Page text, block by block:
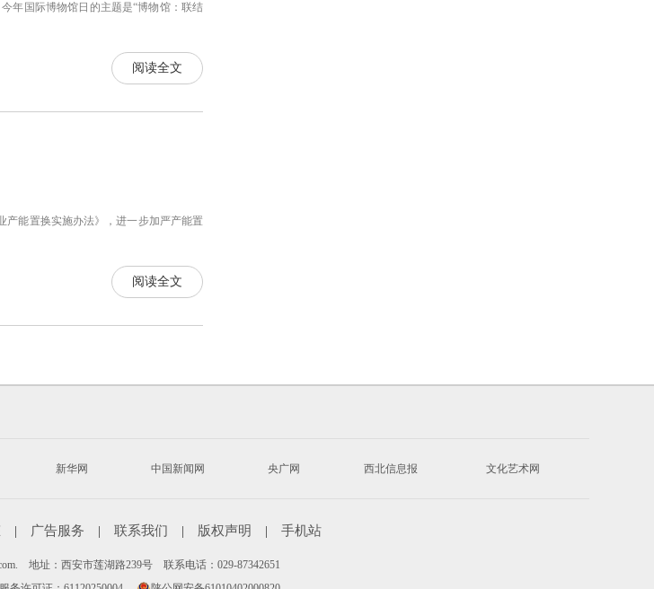
年国际博物馆日的主题是“博物馆：联结
阅读全文
能置换实施办法》，进一步加严产能置
阅读全文
新华网 中国新闻网 央广网 西北信息报 文化艺术网
| 广告服务 | 联系我们 | 版权声明 | 手机站
地址：西安市莲湖路239号 联系电话：029-87342651